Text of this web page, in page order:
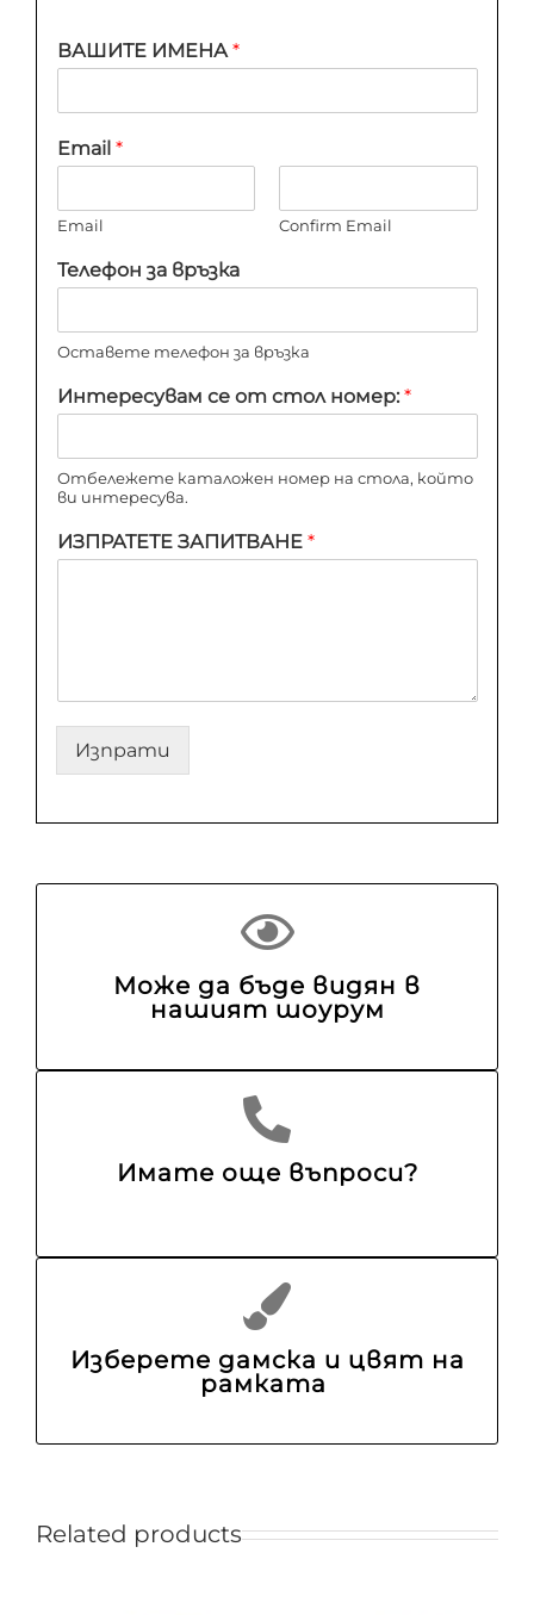
ВАШИТЕ ИМЕНА*
Email *
Email Confirm Email
Телефон за връзка
Оставете телефон за връзка
Интересувам се от стол номер: *
Отбележете каталожен номер на стола, който
ви интересува.
ИЗПРАТЕТЕ ЗАПИТВАНЕ *
Изпрати
Може да бъде видян в
нашият шоурум
Имате още въпроси?
Изберете дамска и цвят на
рамката
Related products